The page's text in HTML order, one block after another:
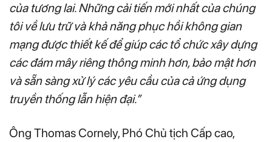
của tương lai. Những cải tiến mới nhất của chúng
tôi về lưu trữ và khả năng phục hồi không gian
mạng được thiết kế để giúp các tổ chức xây dựng
các đám mây riêng thông minh hơn, bảo mật hơn
và sẵn sàng xử lý các yêu cầu của cả ứng dụng
truyền thống lẫn hiện đại.”
Ông Thomas Cornely, Phó Chủ tịch Cấp cao,